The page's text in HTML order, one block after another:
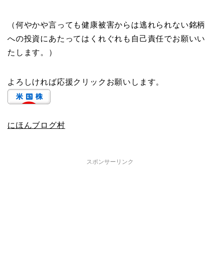
（何やかや言っても健康被害からは逃れられない銘柄
への投資にあたってはくれぐれも自己責任でお願いい
たします。）
よろしければ応援クリックお願いします。
にほんブログ村
スポンサーリンク